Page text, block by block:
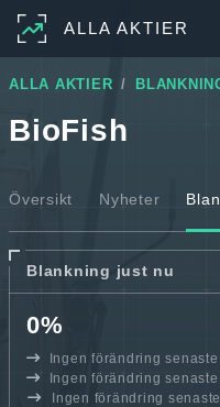
ALLA AKTIER
ALLA AKTIER
BioFish
Översikt Nyheter
Blankning just nu
0%
Ingen förändring
Ingen förändring
Ingen förändring